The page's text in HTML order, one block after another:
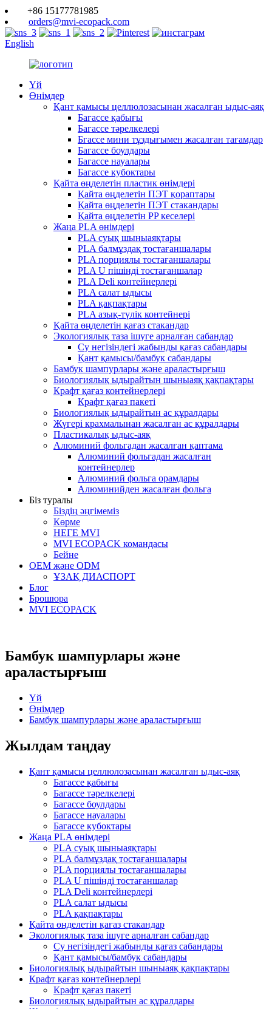
+86 15177781985
orders@mvi-ecopack.com
English
Үй
Өнімдер
Қант қамысы целлюлозасынан жасалған ыдыс-аяқ
Багассе қабығы
Багассе тәрелкелері
Бгассе мини тұздығымен жасалған тағамдар
Багассе боулдары
Багассе науалары
Багассе кубоктары
Қайта өңделетін пластик өнімдері
Қайта өңделетін ПЭТ қораптары
Қайта өңделетін ПЭТ стакандары
Қайта өңделетін PP кеселері
Жаңа PLA өнімдері
PLA суық шыныаяқтары
PLA балмұздақ тостағаншалары
PLA порциялы тостағаншалары
PLA U пішінді тостағаншалар
PLA Deli контейнерлері
PLA салат ыдысы
PLA қақпақтары
PLA азық-түлік контейнері
Қайта өңделетін қағаз стакандар
Экологиялық таза ішуге арналған сабандар
Су негізіндегі жабынды қағаз сабандары
Қант қамысы/бамбук сабандары
Бамбук шампурлары және араластырғыш
Биологиялық ыдырайтын шыныаяқ қақпақтары
Крафт қағаз контейнерлері
Крафт қағаз пакеті
Биологиялық ыдырайтын ас құралдары
Жүгері крахмалынан жасалған ас құралдары
Пластикалық ыдыс-аяқ
Алюминий фольгадан жасалған қаптама
Алюминий фольгадан жасалған
контейнерлер
Алюминий фольга орамдары
Алюминийден жасалған фольга
Біз туралы
Біздің әңгімеміз
Көрме
НЕГЕ MVI
MVI ECOPACK командасы
Бейне
OEM және ODM
ҰЗАҚ ДИАСПОРТ
Блог
Брошюра
MVI ECOPACK
Бамбук шампурлары және
араластырғыш
Үй
Өнімдер
Бамбук шампурлары және араластырғыш
Жылдам таңдау
Қант қамысы целлюлозасынан жасалған ыдыс-аяқ
Багассе қабығы
Багассе тәрелкелері
Багассе боулдары
Багассе науалары
Багассе кубоктары
Жаңа PLA өнімдері
PLA суық шыныаяқтары
PLA балмұздақ тостағаншалары
PLA порциялы тостағаншалары
PLA U пішінді тостағаншалар
PLA Deli контейнерлері
PLA салат ыдысы
PLA қақпақтары
Қайта өңделетін қағаз стакандар
Экологиялық таза ішуге арналған сабандар
Су негізіндегі жабынды қағаз сабандары
Қант қамысы/бамбук сабандары
Биологиялық ыдырайтын шыныаяқ қақпақтары
Крафт қағаз контейнерлері
Крафт қағаз пакеті
Биологиялық ыдырайтын ас құралдары